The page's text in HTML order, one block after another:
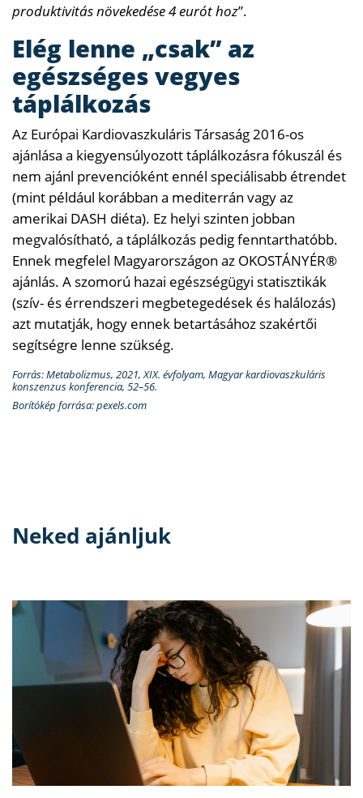
produktivitás növekedése 4 eurót hoz”.
Elég lenne „csak” az
egészséges vegyes
táplálkozás
Az Európai Kardiovaszkuláris Társaság 2016-os
ajánlása a kiegyensúlyozott táplálkozásra fókuszál és
nem ajánl prevencióként ennél speciálisabb étrendet
(mint például korábban a mediterrán vagy az
amerikai DASH diéta). Ez helyi szinten jobban
megvalósítható, a táplálkozás pedig fenntarthatóbb.
Ennek megfelel Magyarországon az OKOSTÁNYÉR®
ajánlás. A szomorú hazai egészségügyi statisztikák
(szív- és érrendszeri megbetegedések és halálozás)
azt mutatják, hogy ennek betartásához szakértői
segítségre lenne szükség.
Forrás: Metabolizmus, 2021, XIX. évfolyam, Magyar kardiovaszkuláris
konszenzus konferencia, 52–56.
Borítókép forrása: pexels.com
Neked ajánljuk